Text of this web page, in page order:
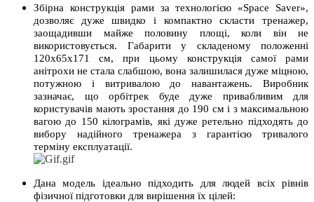
Збірна конструкція рами за технологією «Space Saver»,
дозволяє дуже швидко і компактно скласти тренажер,
заощадивши майже половину площі, коли він не
використовується. Габарити у складеному положенні
120х65x171 см, при цьому конструкція самої рами
анітрохи не стала слабшою, вона залишилася дуже міцною,
потужною і витривалою до навантажень. Виробник
зазначає, що орбітрек буде дуже привабливим для
користувачів мають зростання до 190 см і з максимальною
вагою до 150 кілограмів, які дуже ретельно підходять до
вибору надійного тренажера з гарантією тривалого
терміну експлуатації.
Дана модель ідеально підходить для людей всіх рівнів
фізичної підготовки для вирішення їх цілей: